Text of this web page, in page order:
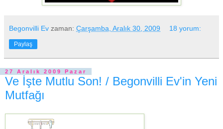
Begonvilli Ev zaman: Çarşamba, Aralık 30, 2009 18 yorum:
Paylaş
27 Aralık 2009 Pazar
Ve İşte Mutlu Son! / Begonvilli Ev'in Yeni
Mutfağı